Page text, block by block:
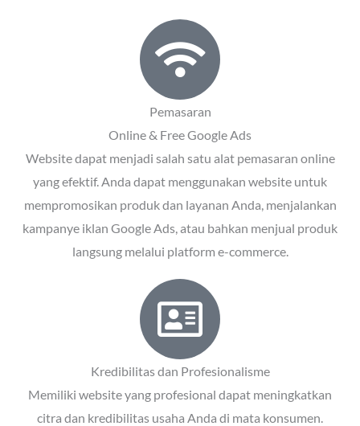
Pemasaran
Online & Free Google Ads
Website dapat menjadi salah satu alat pemasaran online
yang efektif. Anda dapat menggunakan website untuk
mempromosikan produk dan layanan Anda, menjalankan
kampanye iklan Google Ads, atau bahkan menjual produk
langsung melalui platform e-commerce.
Kredibilitas dan Profesionalisme
Memiliki website yang profesional dapat meningkatkan
citra dan kredibilitas usaha Anda di mata konsumen.